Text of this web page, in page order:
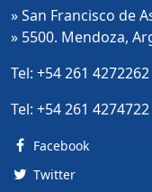
» San Francisco de
» 5500. Mendoza,
Tel: +54 261 4272262
Tel: +54 261 4274722
Facebook
Twitter